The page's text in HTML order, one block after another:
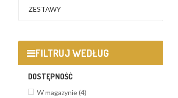
ZESTAWY
FILTRUJ WEDŁUG
DOSTĘPNOŚĆ
W magazynie(4)